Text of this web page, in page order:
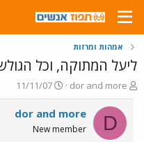
אמהות ומרזות
ליעל המתוקה, וכל
פ
ו
ת
ח
ה
dor and more
פ
ו
ר
ם
11/11/07
D
dor and more
New member